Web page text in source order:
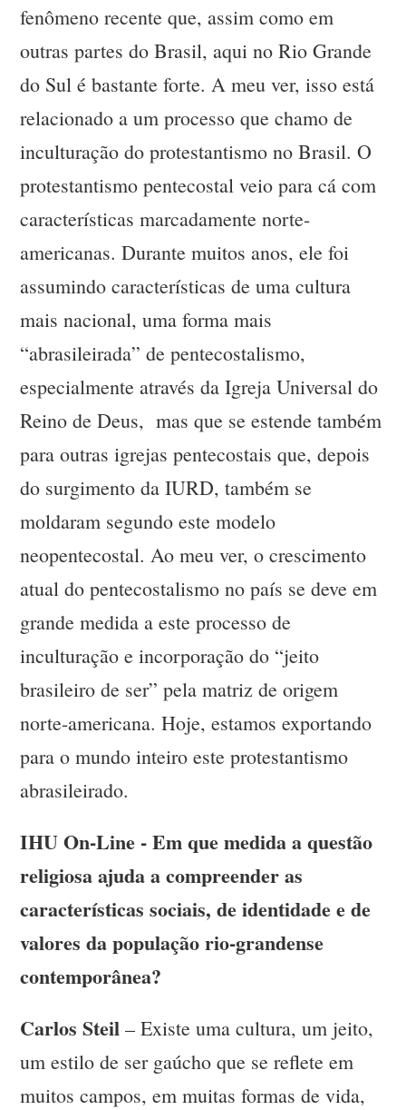
fenômeno recente que, assim como em
outras partes do Brasil, aqui no Rio Grande
do Sul é bastante forte. A meu ver, isso está
relacionado a um processo que chamo de
inculturação do protestantismo no Brasil. O
protestantismo pentecostal veio para cá com
características marcadamente norte-
americanas. Durante muitos anos, ele foi
assumindo características de uma cultura
mais nacional, uma forma mais
“abrasileirada” de pentecostalismo,
especialmente através da Igreja Universal do
Reino de Deus, mas que se estende também
para outras igrejas pentecostais que, depois
do surgimento da IURD, também se
moldaram segundo este modelo
neopentecostal. Ao meu ver, o crescimento
atual do pentecostalismo no país se deve em
grande medida a este processo de
inculturação e incorporação do “jeito
brasileiro de ser” pela matriz de origem
norte-americana. Hoje, estamos exportando
para o mundo inteiro este protestantismo
abrasileirado.
IHU On-Line - Em que medida a questão
religiosa ajuda a compreender as
características sociais, de identidade e de
valores da população rio-grandense
contemporânea?
Carlos Steil – Existe uma cultura, um jeito,
um estilo de ser gaúcho que se reflete em
muitos campos, em muitas formas de vida,